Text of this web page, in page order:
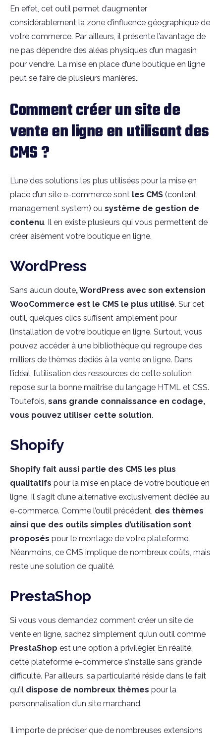
En effet, cet outil permet d’augmenter
considérablement la zone d’influence géographique de
votre commerce. Par ailleurs, il présente l’avantage de
ne pas dépendre des aléas physiques d’un magasin
pour vendre. La mise en place d’une boutique en ligne
peut se faire de plusieurs manières.
Comment créer un site de
vente en ligne en utilisant des
CMS ?
L’une des solutions les plus utilisées pour la mise en
place d’un site e-commerce sont les CMS (content
management system) ou système de gestion de
contenu. Il en existe plusieurs qui vous permettent de
créer aisément votre boutique en ligne.
WordPress
Sans aucun doute, WordPress avec son extension
WooCommerce est le CMS le plus utilisé. Sur cet
outil, quelques clics suffisent amplement pour
l’installation de votre boutique en ligne. Surtout, vous
pouvez accéder à une bibliothèque qui regroupe des
milliers de thèmes dédiés à la vente en ligne. Dans
l’idéal, l’utilisation des ressources de cette solution
repose sur la bonne maîtrise du langage HTML et CSS.
Toutefois, sans grande connaissance en codage,
vous pouvez utiliser cette solution.
Shopify
Shopify fait aussi partie des CMS les plus
qualitatifs pour la mise en place de votre boutique en
ligne. Il s’agit d’une alternative exclusivement dédiée au
e-commerce. Comme l’outil précédent, des thèmes
ainsi que des outils simples d’utilisation sont
proposés pour le montage de votre plateforme.
Néanmoins, ce CMS implique de nombreux coûts, mais
reste une solution de qualité.
PrestaShop
Si vous vous demandez comment créer un site de
vente en ligne, sachez simplement qu’un outil comme
PrestaShop est une option à privilégier. En réalité,
cette plateforme e-commerce s’installe sans grande
difficulté. Par ailleurs, sa particularité réside dans le fait
qu’il dispose de nombreux thèmes pour la
personnalisation d’un site marchand.
Il importe de préciser que de nombreuses extensions